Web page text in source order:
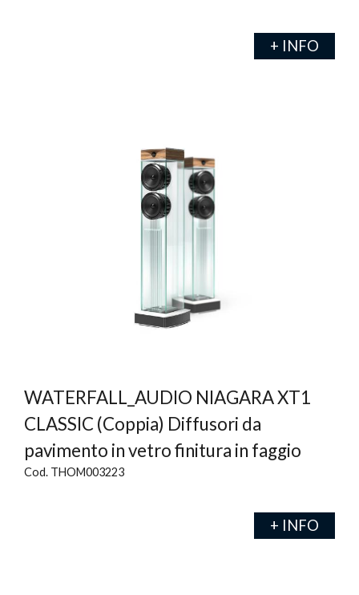
+ INFO
WATERFALL_AUDIO NIAGARA XT1
CLASSIC (Coppia) Diffusori da
pavimento in vetro finitura in faggio
Cod. THOM003223
+ INFO